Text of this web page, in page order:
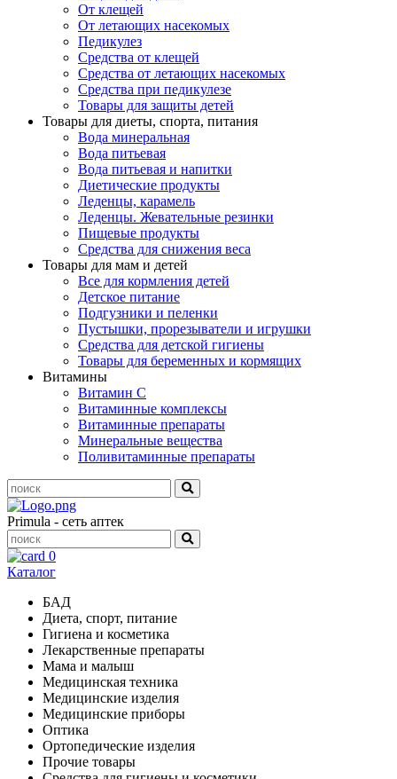
От клещей
От летающих насекомых
Педикулез
Средства от клещей
Средства от летающих насекомых
Средства при педикулезе
Товары для защиты детей
Товары для диеты, спорта, питания
Вода минеральная
Вода питьевая
Вода питьевая и напитки
Диетические продукты
Леденцы, карамель
Леденцы. Жевательные резинки
Пищевые продукты
Средства для снижения веса
Товары для мам и детей
Все для кормления детей
Детское питание
Подгузники и пеленки
Пустышки, прорезыватели и игрушки
Средства для детской гигиены
Товары для беременных и кормящих
Витамины
Витамин С
Витаминные комплексы
Витаминные препараты
Минеральные вещества
Поливитаминные препараты
Primula - сеть аптек
0
Каталог
БАД
Диета, спорт, питание
Гигиена и косметика
Лекарственные препараты
Мама и малыш
Медицинская техника
Медицинские изделия
Медицинские приборы
Оптика
Ортопедические изделия
Прочие товары